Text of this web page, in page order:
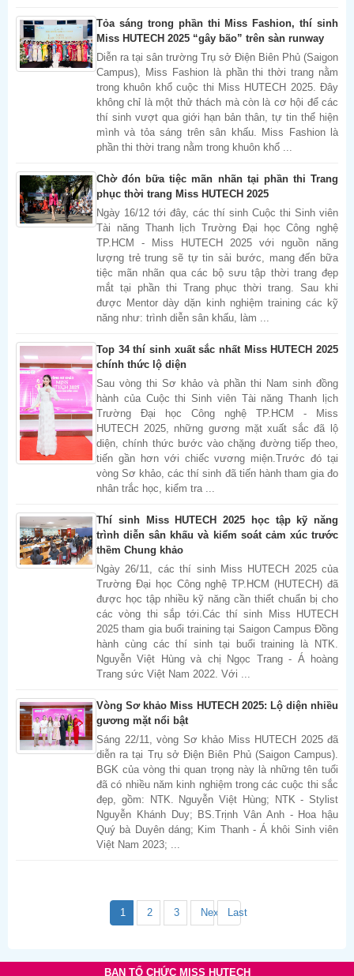
Tỏa sáng trong phần thi Miss Fashion, thí sinh
Miss HUTECH 2025 “gây bão” trên sàn runway
Diễn ra tại sân trường Trụ sở Điện Biên Phủ (Saigon
Campus), Miss Fashion là phần thi thời trang nằm
trong khuôn khổ cuộc thi Miss HUTECH 2025. Đây
không chỉ là một thử thách mà còn là cơ hội để các
thí sinh vượt qua giới hạn bản thân, tự tin thể hiện
mình và tỏa sáng trên sân khấu. Miss Fashion là
phần thi thời trang nằm trong khuôn khổ ...
Chờ đón bữa tiệc mãn nhãn tại phần thi Trang
phục thời trang Miss HUTECH 2025
Ngày 16/12 tới đây, các thí sinh Cuộc thi Sinh viên
Tài năng Thanh lịch Trường Đại học Công nghệ
TP.HCM - Miss HUTECH 2025 với nguồn năng
lượng trẻ trung sẽ tự tin sải bước, mang đến bữa
tiệc mãn nhãn qua các bộ sưu tập thời trang đẹp
mắt tại phần thi Trang phục thời trang. Sau khi
được Mentor dày dặn kinh nghiệm training các kỹ
năng như: trình diễn sân khấu, làm ...
Top 34 thí sinh xuất sắc nhất Miss HUTECH 2025
chính thức lộ diện
Sau vòng thi Sơ khảo và phần thi Nam sinh đồng
hành của Cuộc thi Sinh viên Tài năng Thanh lịch
Trường Đại học Công nghệ TP.HCM - Miss
HUTECH 2025, những gương mặt xuất sắc đã lộ
diện, chính thức bước vào chặng đường tiếp theo,
tiến gần hơn với chiếc vương miện.Trước đó tại
vòng Sơ khảo, các thí sinh đã tiến hành tham gia đo
nhân trắc học, kiểm tra ...
Thí sinh Miss HUTECH 2025 học tập kỹ năng
trình diễn sân khấu và kiểm soát cảm xúc trước
thềm Chung khảo
Ngày 26/11, các thí sinh Miss HUTECH 2025 của
Trường Đại học Công nghệ TP.HCM (HUTECH) đã
được học tập nhiều kỹ năng cần thiết chuẩn bị cho
các vòng thi sắp tới.Các thí sinh Miss HUTECH
2025 tham gia buổi training tại Saigon Campus Đồng
hành cùng các thí sinh tại buổi training là NTK.
Nguyễn Việt Hùng và chị Ngọc Trang - Á hoàng
Trang sức Việt Nam 2022. Với ...
Vòng Sơ khảo Miss HUTECH 2025: Lộ diện nhiều
gương mặt nổi bật
Sáng 22/11, vòng Sơ khảo Miss HUTECH 2025 đã
diễn ra tại Trụ sở Điện Biên Phủ (Saigon Campus).
BGK của vòng thi quan trọng này là những tên tuổi
đã có nhiều năm kinh nghiệm trong các cuộc thi sắc
đẹp, gồm: NTK. Nguyễn Việt Hùng; NTK - Stylist
Nguyễn Khánh Duy; BS.Trịnh Vân Anh - Hoa hậu
Quý bà Duyên dáng; Kim Thanh - Á khôi Sinh viên
Việt Nam 2023; ...
1 2 3 Next Last
BAN TỔ CHỨC MISS HUTECH